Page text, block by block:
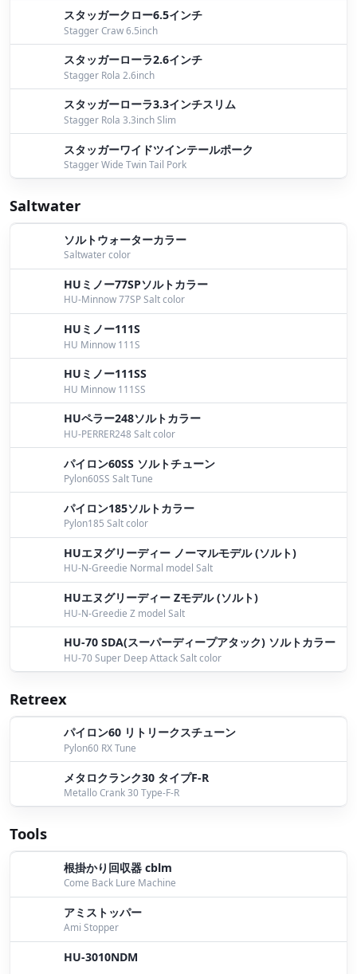
スタッガークロー6.5インチ
Stagger Craw 6.5inch
スタッガーローラ2.6インチ
Stagger Rola 2.6inch
スタッガーローラ3.3インチスリム
Stagger Rola 3.3inch Slim
スタッガーワイドツインテールポーク
Stagger Wide Twin Tail Pork
Saltwater
ソルトウォーターカラー
Saltwater color
HUミノー77SPソルトカラー
HU-Minnow 77SP Salt color
HUミノー111S
HU Minnow 111S
HUミノー111SS
HU Minnow 111SS
HUペラー248ソルトカラー
HU-PERRER248 Salt color
パイロン60SS ソルトチューン
Pylon60SS Salt Tune
パイロン185ソルトカラー
Pylon185 Salt color
HUエヌグリーディー ノーマルモデル (ソルト)
HU-N-Greedie Normal model Salt
HUエヌグリーディー Zモデル (ソルト)
HU-N-Greedie Z model Salt
HU-70 SDA(スーパーディープアタック) ソルトカラー
HU-70 Super Deep Attack Salt color
Retreex
パイロン60 リトリークスチューン
Pylon60 RX Tune
メタロクランク30 タイプF-R
Metallo Crank 30 Type-F-R
Tools
根掛かり回収器 cblm
Come Back Lure Machine
アミストッパー
Ami Stopper
HU-3010NDM